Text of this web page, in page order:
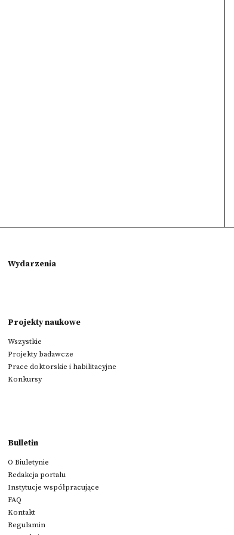
Wydarzenia
Projekty naukowe
Wszystkie
Projekty badawcze
Prace doktorskie i habilitacyjne
Konkursy
Bulletin
O Biuletynie
Redakcja portalu
Instytucje współpracujące
FAQ
Kontakt
Regulamin